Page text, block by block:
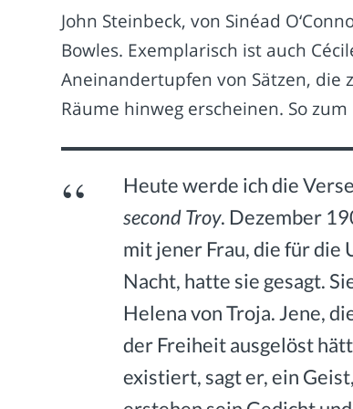
John Steinbeck, von Sinéad
Bowles. Exemplarisch ist auch
Aneinandertupfen von Sätzen, die
Räume hinweg erscheinen. So
Heute werde ich die
second Troy. Dezember
mit jener Frau, die für die
Nacht, hatte sie gesagt.
Helena von Troja. Jene,
der Freiheit ausgelöst
existiert, sagt er, ein